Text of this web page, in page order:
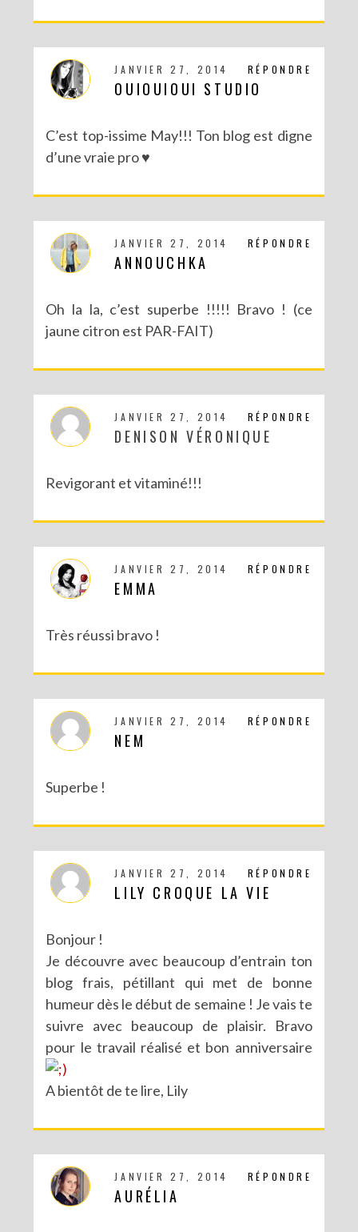
CONCOURS : UN KIT DIY LOVE BIRDS À GAGNER POUR LA SAINT VALENTIN
RÉPONDRE
JANVIER 27, 2014
OUIOUIOUI STUDIO
C’est top-issime May!!! Ton blog est digne
d’une vraie pro ♥
RÉPONDRE
JANVIER 27, 2014
ANNOUCHKA
Oh la la, c’est superbe !!!!! Bravo ! (ce
jaune citron est PAR-FAIT)
RÉPONDRE
JANVIER 27, 2014
DENISON VÉRONIQUE
Revigorant et vitaminé!!!
RÉPONDRE
JANVIER 27, 2014
EMMA
Très réussi bravo !
RÉPONDRE
JANVIER 27, 2014
NEM
Superbe !
RÉPONDRE
JANVIER 27, 2014
LILY CROQUE LA VIE
Bonjour !
Je découvre avec beaucoup d’entrain ton
blog frais, pétillant qui met de bonne
humeur dès le début de semaine ! Je vais te
suivre avec beaucoup de plaisir. Bravo
pour le travail réalisé et bon anniversaire
A bientôt de te lire, Lily
RÉPONDRE
JANVIER 27, 2014
AURÉLIA